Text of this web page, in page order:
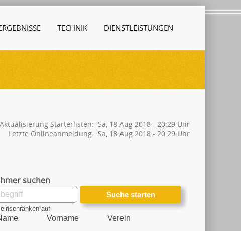
TECHNIK DIENSTLEISTUNGEN
Aktualisierung Starterlisten: Sa, 18.Aug 2018 - 20:29 Uhr
Letzte Onlineanmeldung: Sa, 18.Aug.2018 - 20:29 Uhr
suchen
auf
Vorname Verein